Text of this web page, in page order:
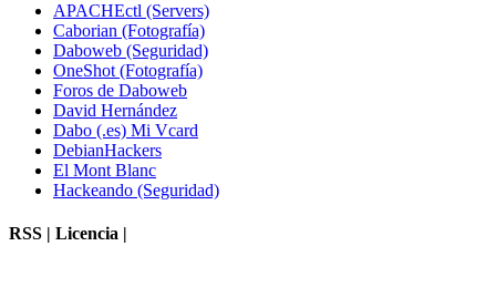
APACHEctl (Servers)
Caborian (Fotografía)
Daboweb (Seguridad)
OneShot (Fotografía)
Foros de Daboweb
David Hernández
Dabo (.es) Mi Vcard
DebianHackers
El Mont Blanc
Hackeando (Seguridad)
RSS | Licencia |